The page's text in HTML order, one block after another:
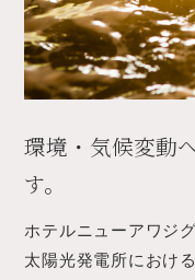
環境・気候変動
す。
ホテルニューアワジ
太陽光発電所におけ